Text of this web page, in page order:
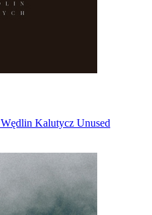
Kalutycz Unused